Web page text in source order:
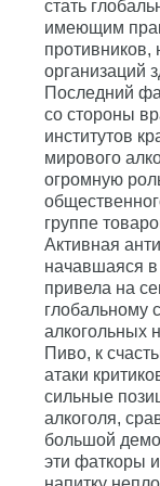
стать
имеющим
противников,
организаций
Последний
со стороны
институтов
мирового
огромную
группе
Активная
начавшаяся
привела на
глобальному
алкогольных
Пиво, к
атаки
сильные
алкоголя,
большой
эти фаткоры